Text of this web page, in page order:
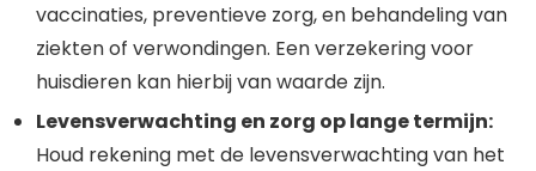
vaccinaties, preventieve zorg, en behandeling van
ziekten of verwondingen. Een verzekering voor
huisdieren kan hierbij van waarde zijn.
Levensverwachting en zorg op lange termijn:
Houd rekening met de levensverwachting van het